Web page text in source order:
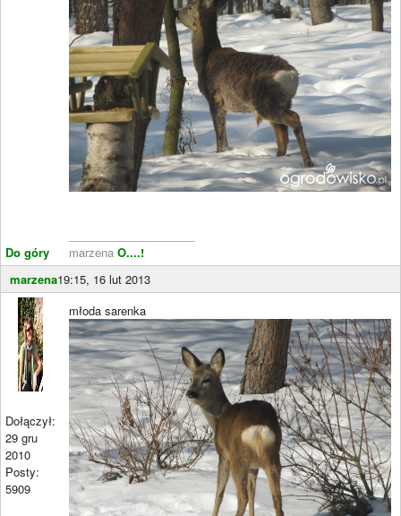
Do góry
marzena O....!
marzena19:15, 16 lut 2013
Dołączył:
29 gru
2010
Posty:
5909
młoda sarenka